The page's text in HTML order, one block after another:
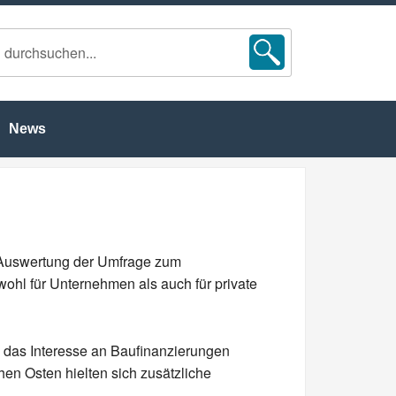
News
der Umfrage zum
für Unternehmen als auch für private
Interesse an Baufinanzierungen
Osten hielten sich zusätzliche